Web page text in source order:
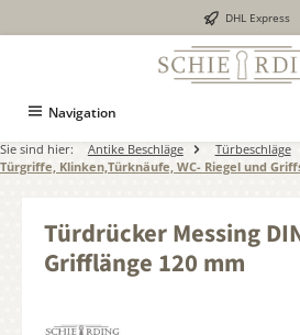
DHL Express
Navigation
Sie sind hier: Antike Beschläge
Türbeschläge
Türgriffe, Klinken,Türknäufe, WC- Riegel und
Türdrücker Messing
Grifflänge 120 mm